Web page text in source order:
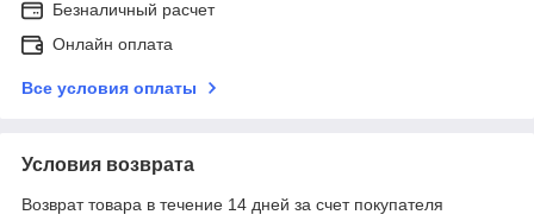
Безналичный расчет
Онлайн оплата
Все условия оплаты
Условия возврата
Возврат товара в течение 14 дней за счет покупателя